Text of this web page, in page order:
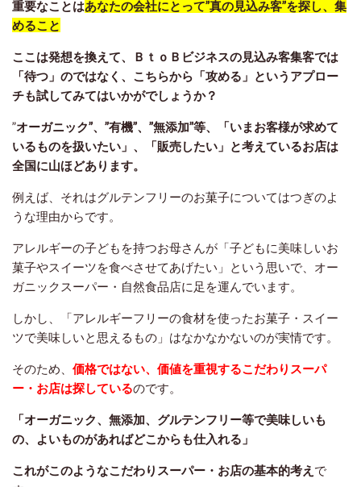
重要なことはあなたの会社にとって”真の見込み客”を探し、集
めること
ここは発想を換えて、ＢｔｏＢビジネスの見込み客集客では
「待つ」のではなく、こちらから「攻める」というアプロー
チも試してみてはいかがでしょうか？
”オーガニック”、”有機”、”無添加”等、「いまお客様が求めて
いるものを扱いたい」、「販売したい」と考えているお店は
全国に山ほどあります。
例えば、それはグルテンフリーのお菓子についてはつぎのよ
うな理由からです。
アレルギーの子どもを持つお母さんが「子どもに美味しいお
菓子やスイーツを食べさせてあげたい」という思いで、オー
ガニックスーパー・自然食品店に足を運んでいます。
しかし、「アレルギーフリーの食材を使ったお菓子・スイー
ツで美味しいと思えるもの」はなかなかないのが実情です。
そのため、 価格ではない、価値を重視するこだわりスーパ
ー・お店は探しているのです。
「オーガニック、無添加、グルテンフリー等で美味しいも
の、よいものがあればどこからも仕入れる」
これがこのようなこだわりスーパー・お店の基本的考え で